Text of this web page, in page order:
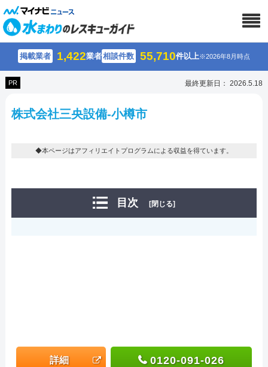
掲載業者 1,422業者相談件数 55,710件以上※2026年8月時点
PR 最終更新日： 2026.5.18
株式会社三央設備-小樽市
◆本ページはアフィリエイトプログラムによる収益を得ています。
目次 [閉じる]
詳細 0120-091-026